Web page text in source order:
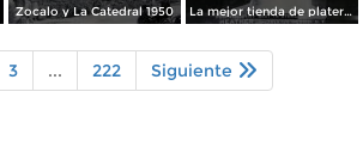
Zocalo y La Catedral 1950 La mejor tienda de plateria.
3 ... 222 Siguiente